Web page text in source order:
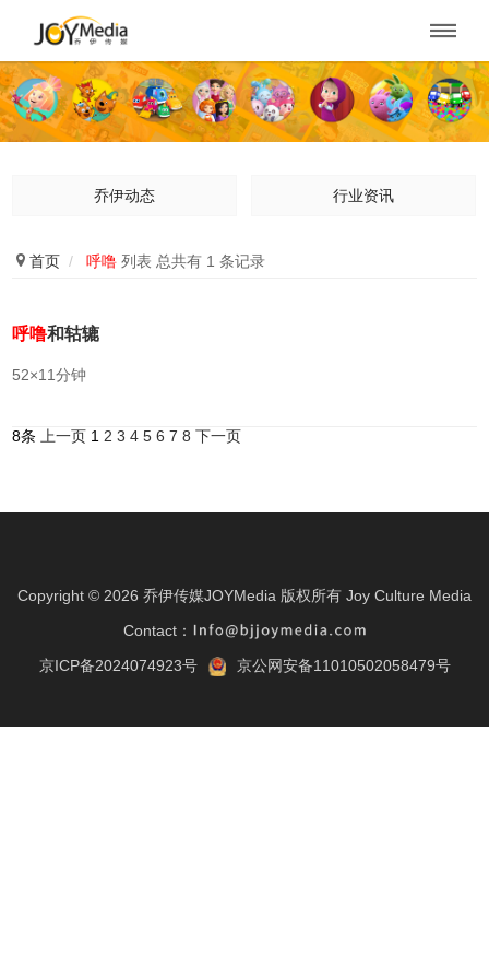

乔伊动态 行业资讯
首页 / 呼噜 列表 总共有 1 条记录
呼噜和轱辘
52×11分钟
8条 上一页 1 2 3 4 5 6 7 8 下一页
Copyright © 2026 乔伊传媒JOYMedia 版权所有 Joy Culture Media
Contact：
京ICP备2024074923号
京公网安备11010502058479号